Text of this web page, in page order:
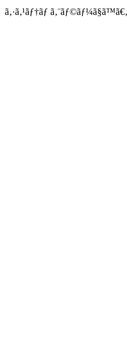
ã‚·ã‚¹ãƒ†ãƒ